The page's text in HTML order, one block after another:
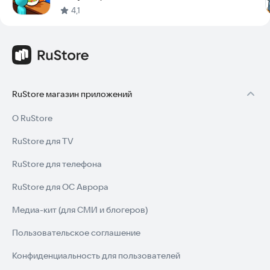
прямо сейчас. 4,1
RuStore магазин приложений
О RuStore
RuStore для TV
RuStore для телефона
RuStore для ОС Аврора
Медиа-кит (для СМИ и блогеров)
Пользовательское соглашение
Конфиденциальность для пользователей